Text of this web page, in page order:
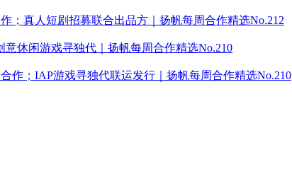
；真人短剧招募联合出品方｜扬帆每周合作精选No.212
休闲游戏寻独代｜扬帆每周合作精选No.210
作；IAP游戏寻独代联运发行｜扬帆每周合作精选No.210